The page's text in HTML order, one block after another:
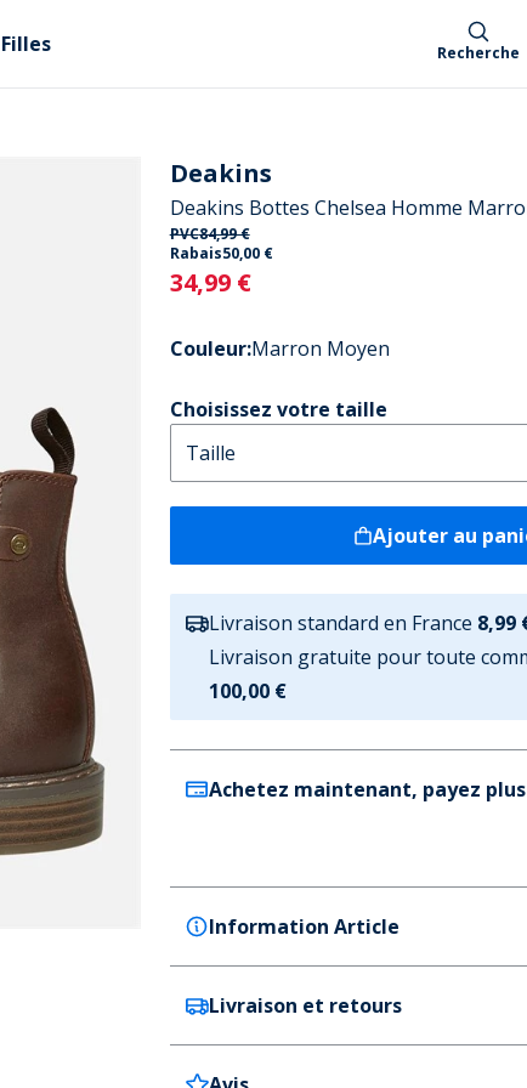
Filles Recherche
Deakins
Deakins Bottes Chelsea Homme
PVC84,99 €
Rabais50,00 €
Current
34,99 €
Couleur:Marron Moyen
Choisissez votre taille
Ajouter au
Livraison standard en France 8,99
Livraison gratuite pour toute
100,00 €
Achetez maintenant, payez
Information Article
Deakins
Deakins Bottes Chelsea Homme
Couleur
Livraison et retours